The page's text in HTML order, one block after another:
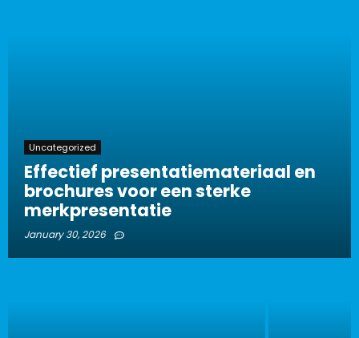
Uncategorized
Effectief presentatiemateriaal en
brochures voor een sterke
merkpresentatie
January 30, 2026